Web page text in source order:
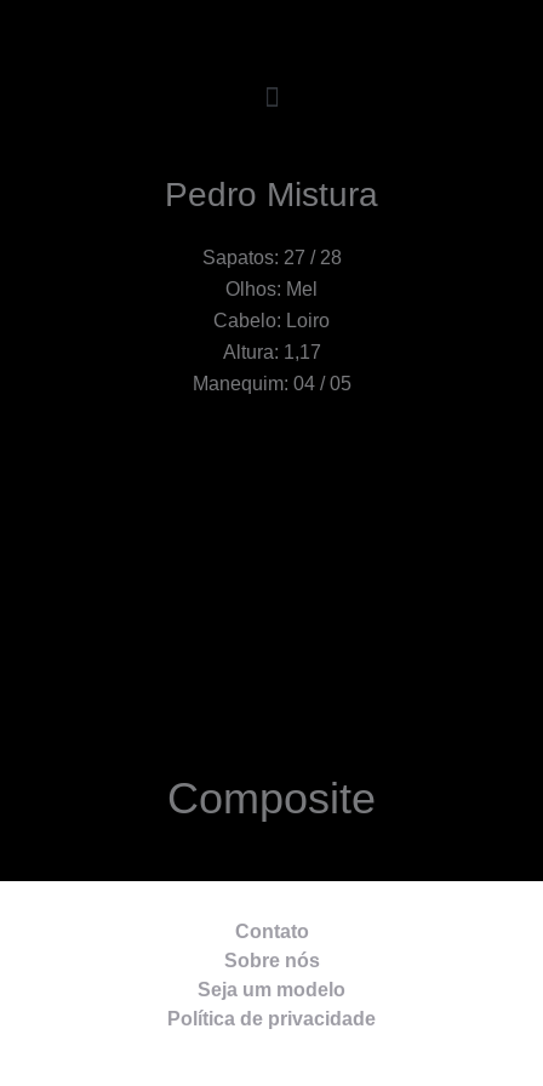
Pedro Mistura
Sapatos: 27 / 28
Olhos: Mel
Cabelo: Loiro
Altura: 1,17
Manequim: 04 / 05
Composite
Contato
Sobre nós
Seja um modelo
Política de privacidade